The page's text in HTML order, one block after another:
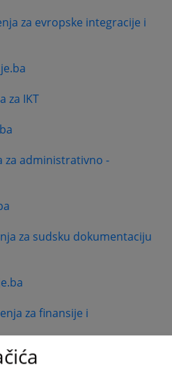
za evropske integracije i
za IKT
za administrativno -
za sudsku dokumentaciju
za finansije i